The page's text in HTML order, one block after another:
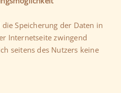
Speicherung der Daten in
Internetseite zwingend
seitens des Nutzers keine